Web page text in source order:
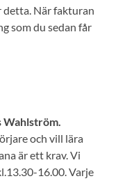
detta. När fakturan
som du sedan får
Wahlström.
och vill lära
är ett krav. Vi
16.00. Varje